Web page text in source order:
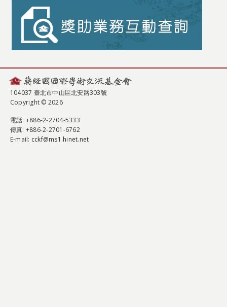
104037 臺北市中山區北安路303號
Copyright © 2026
電話: +886-2-2704-5333
傳真: +886-2-2701-6762
E-mail: cckf@ms1.hinet.net